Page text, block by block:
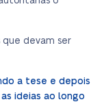
devam ser
a tese e depois
ideias ao longo